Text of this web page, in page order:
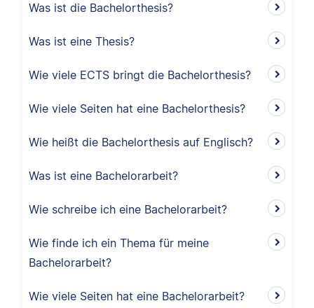
Was ist die Bachelorthesis?
Was ist eine Thesis?
Wie viele ECTS bringt die Bachelorthesis?
Wie viele Seiten hat eine Bachelorthesis?
Wie heißt die Bachelorthesis auf Englisch?
Was ist eine Bachelorarbeit?
Wie schreibe ich eine Bachelorarbeit?
Wie finde ich ein Thema für meine
Bachelorarbeit?
Wie viele Seiten hat eine Bachelorarbeit?